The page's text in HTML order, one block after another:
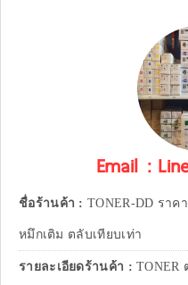
Email :
ชื่อร้านค้า : TONER-DD ราค
หมึกเติม ตลับเทียบเท่า
รายละเอียดร้านค้า :TONER